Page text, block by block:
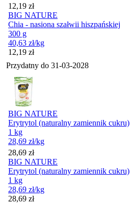
Cena
12,19 zł
BIG NATURE
Chia - nasiona szałwii hiszpańskiej
300 g
40,63 zł/kg
Cena
12,19 zł
Przydatny do 31-03-2028
BIG NATURE
Erytrytol (naturalny zamiennik cukru)
1 kg
28,69 zł/kg
Cena
28,69 zł
BIG NATURE
Erytrytol (naturalny zamiennik cukru)
1 kg
28,69 zł/kg
Cena
28,69 zł